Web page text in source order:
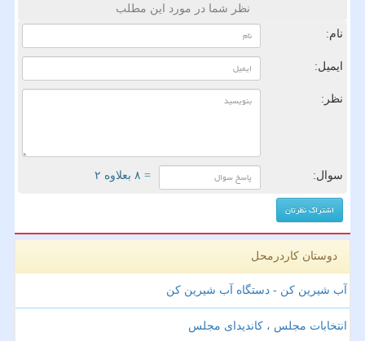
نظر شما در مورد این مطلب
نام:
ایمیل:
نظر:
سوال: = ۸ بعلاوه ۲
دوستان کاردرمحل
آب شیرین کن - دستگاه آب شیرین کن
انتخابات مجلس ، کاندیدای مجلس